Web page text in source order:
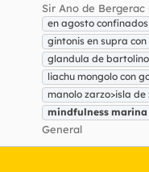
Sir Ano de Bergerac
en agosto
gintonis en supra
glandula de
liachu mongolo con
manolo zarzo>isla de
mindfulness marina
General